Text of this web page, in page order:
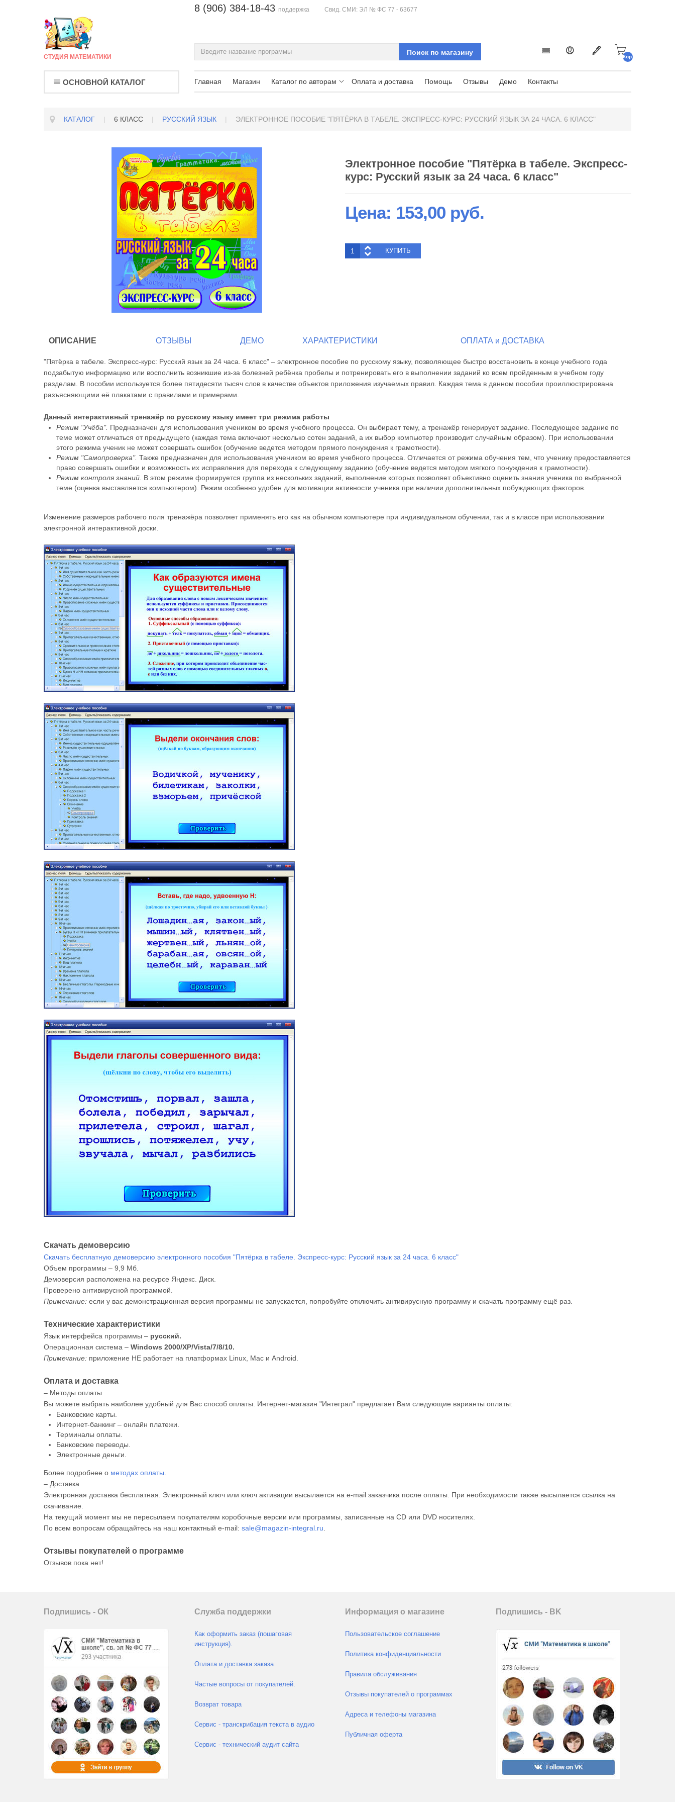
СТУДИЯ МАТЕМАТИКИ
8 (906) 384-18-43 поддержка Свид. СМИ: ЭЛ № ФС 77 - 63677
Корзина
ОСНОВНОЙ КАТАЛОГ Главная Магазин Каталог по авторам Оплата и доставка Помощь Отзывы Демо Контакты
КАТАЛОГ | 6 КЛАСС | РУССКИЙ ЯЗЫК | ЭЛЕКТРОННОЕ ПОСОБИЕ "ПЯТЁРКА В ТАБЕЛЕ. ЭКСПРЕСС-КУРС: РУССКИЙ ЯЗЫК ЗА 24 ЧАСА. 6 КЛАСС"
Электронное пособие "Пятёрка в табеле. Экспресс-
курс: Русский язык за 24 часа. 6 класс"
Цена: 153,00 руб.
ОПИСАНИЕ ОТЗЫВЫ ДЕМО ХАРАКТЕРИСТИКИ ОПЛАТА и ДОСТАВКА
"Пятёрка в табеле. Экспресс-курс: Русский язык за 24 часа. 6 класс" – электронное пособие по русскому языку, позволяющее быстро восстановить в конце учебного года
подзабытую информацию или восполнить возникшие из-за болезней ребёнка пробелы и потренировать его в выполнении заданий ко всем пройденным в учебном году
разделам. В пособии используется более пятидесяти тысяч слов в качестве объектов приложения изучаемых правил. Каждая тема в данном пособии проиллюстрирована
разъясняющими её плакатами с правилами и примерами.
Данный интерактивный тренажёр по русскому языку имеет три режима работы
Режим "Учёба". Предназначен для использования учеником во время учебного процесса. Он выбирает тему, а тренажёр генерирует задание. Последующее задание по
теме может отличаться от предыдущего (каждая тема включают несколько сотен заданий, а их выбор компьютер производит случайным образом). При использовании
этого режима ученик не может совершать ошибок (обучение ведется методом прямого понуждения к грамотности).
Режим "Самопроверка". Также предназначен для использования учеником во время учебного процесса. Отличается от режима обучения тем, что ученику предоставляется
право совершать ошибки и возможность их исправления для перехода к следующему заданию (обучение ведется методом мягкого понуждения к грамотности).
Режим контроля знаний. В этом режиме формируется группа из нескольких заданий, выполнение которых позволяет объективно оценить знания ученика по выбранной
теме (оценка выставляется компьютером). Режим особенно удобен для мотивации активности ученика при наличии дополнительных побуждающих факторов.
Изменение размеров рабочего поля тренажёра позволяет применять его как на обычном компьютере при индивидуальном обучении, так и в классе при использовании
электронной интерактивной доски.
Скачать демоверсию
Скачать бесплатную демоверсию электронного пособия "Пятёрка в табеле. Экспресс-курс: Русский язык за 24 часа. 6 класс"
Объем программы – 9,9 Мб.
Демоверсия расположена на ресурсе Яндекс. Диск.
Проверено антивирусной программой.
Примечание: если у вас демонстрационная версия программы не запускается, попробуйте отключить антивирусную программу и скачать программу ещё раз.
Технические характеристики
Язык интерфейса программы – русский.
Операционная система – Windows 2000/XP/Vista/7/8/10.
Примечание: приложение НЕ работает на платформах Linux, Mac и Android.
Оплата и доставка
– Методы оплаты
Вы можете выбрать наиболее удобный для Вас способ оплаты. Интернет-магазин "Интеграл" предлагает Вам следующие варианты оплаты:
Банковские карты.
Интернет-банкинг – онлайн платежи.
Терминалы оплаты.
Банковские переводы.
Электронные деньги.
Более подробнее о методах оплаты
– Доставка
Электронная доставка бесплатная. Электронный ключ или ключ активации высылается на e-mail заказчика после оплаты. При необходимости также высылается ссылка на
скачивание.
На текущий момент мы не пересылаем покупателям коробочные версии или программы, записанные на CD или DVD носителях.
По всем вопросам обращайтесь на наш контактный e-mail: sale@magazin-integral.ru
Отзывы покупателей о программе
Отзывов пока нет!
Подпишись - ОК Служба поддержки
Как оформить заказ (пошаговая
инструкция).
Оплата и доставка заказа.
Частые вопросы от покупателей.
Возврат товара
Сервис - транскрибация текста в аудио
Сервис - технический аудит сайта
Информация о магазине
Пользовательское соглашение
Политика конфиденциальности
Правила обслуживания
Отзывы покупателей о программах
Адреса и телефоны магазина
Публичная оферта
Подпишись - ВK